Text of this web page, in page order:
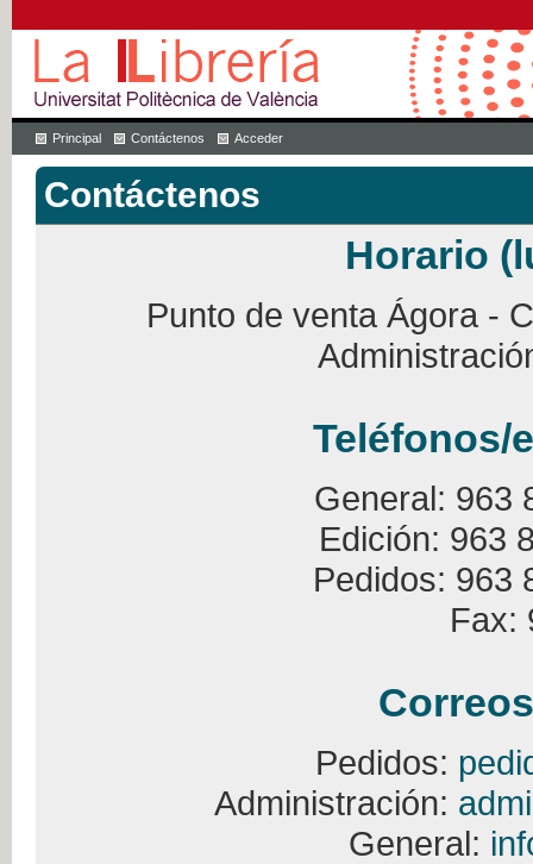
Principal Contáctenos Acceder
Contáctenos
Horario
Punto de venta Ágora -
Teléfonos/
General: 963
Edición: 963
Pedidos: 963
Fax:
Pedidos:
Administración:
General: